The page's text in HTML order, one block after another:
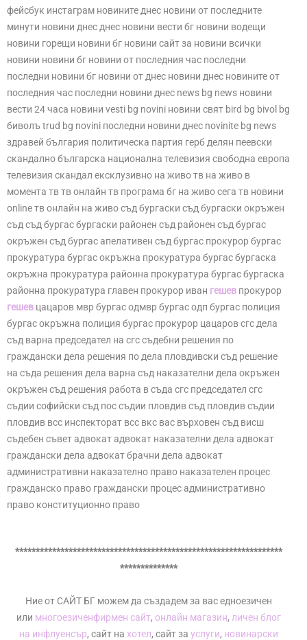
фейсбук инстаграм новините днес новини от последните
минути новини днес днес новини вести бг новини водещи
новини горещи новини бг новини сайт за новини всички
новини новини бг новини от последния час последни
последни новини бг новини от днес новини днес новините от
последния час последни новини днес news bg news новини
вести 24 часа новини vesti bg novini новини свят bird bg bivol bg
биволъ trud bg novini последни новини днес novinite bg news
здравей българия политическа партия герб делян пеевски
скандално българска национална телевизия свободна европа
телевизия скандал ексклузивно на живо тв на живо в
момента тв тв онлайн тв програма бг на живо сега тв новини
online тв онлайн на живо съд бургаски съд бургаски окръжен
съд съд бургас бургаски районен съд районен съд бургас
окръжен съд бургас апелативен съд бургас прокурор бургас
прокуратура бургас окръжна прокуратура бургас бургаска
окръжна прокуратура районна прокуратура бургас бургаска
районна прокуратура главен прокурор иван гешев прокурор
гешев цацаров мвр бургас одмвр бургас одп бургас полиция
бургас окръжна полиция бургас прокурор цацаров сгс дела
съд варна председател на сгс съдебни решения по
граждански дела решения по дела пловдивски съд решение
на съда решения дела варна съд наказателни дела окръжен
окръжен съд решения работа в съда сгс председател сгс
съдии софийски съд пос съдии пловдив съд пловдив съдии
пловдив всс инспекторат всс вкс вас върховен съд висш
съдебен съвет адвокат адвокат наказателни дела адвокат
граждански дела адвокат брачни дела адвокат
административни наказателно право наказателен процес
гражданско право граждански процес административно
право конституционно право
*****************************************************************
**************
Ние от САЙТ БГ можем да създадем за вас едноезичен
или многоезиченфирмен сайт, онлайн магазин, личен блог
на инфлуенсър, сайт на хотел, сайт за услуги, новинарски